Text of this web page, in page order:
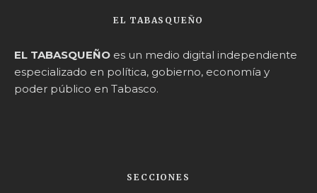
EL TABASQUEÑO
EL TABASQUEÑO es un medio digital independiente
especializado en política, gobierno, economía y
poder público en Tabasco.
SECCIONES